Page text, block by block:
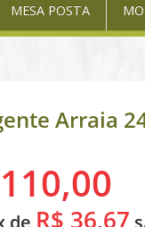
MESA POSTA
Arraia
110,00
de R$ 36,67